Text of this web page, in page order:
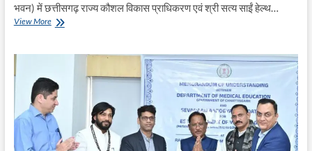
भवन) में छत्तीसगढ़ राज्य कौशल विकास प्राधिकरण एवं श्री सत्य साईं हेल्थ…
View Moreरोजगार,
की
दिशा
में
बड़ा
कदम:
मुख्यमंत्री